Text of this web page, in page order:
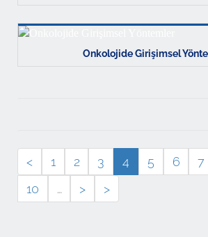
Onkolojide Girişimsel
< 1 2 3 4 5 6 7
10
… > >